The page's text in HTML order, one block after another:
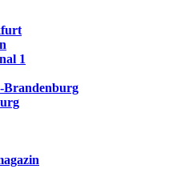
1
Brandenburg